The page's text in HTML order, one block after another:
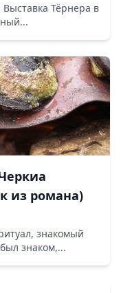
Тёрнера в
из романа)
знакомый
знаком,...